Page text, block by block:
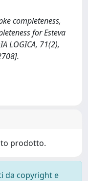
completeness,
for Esteva
LOGICA, 71(2),
prodotto.
da copyright e